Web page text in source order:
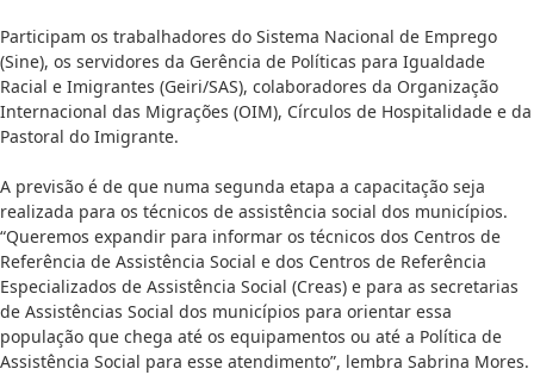
Participam os trabalhadores do Sistema Nacional de Emprego
(Sine), os servidores da Gerência de Políticas para Igualdade
Racial e Imigrantes (Geiri/SAS), colaboradores da Organização
Internacional das Migrações (OIM), Círculos de Hospitalidade e da
Pastoral do Imigrante.
A previsão é de que numa segunda etapa a capacitação seja
realizada para os técnicos de assistência social dos municípios.
“Queremos expandir para informar os técnicos dos Centros de
Referência de Assistência Social e dos Centros de Referência
Especializados de Assistência Social (Creas) e para as secretarias
de Assistências Social dos municípios para orientar essa
população que chega até os equipamentos ou até a Política de
Assistência Social para esse atendimento”, lembra Sabrina Mores.